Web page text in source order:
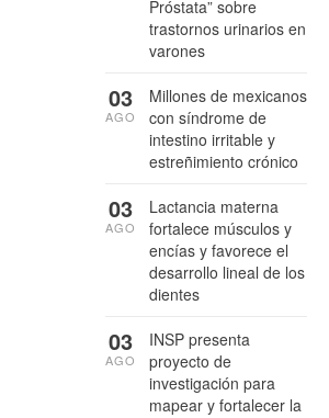
Próstata” sobre
trastornos urinarios en
varones
Millones de mexicanos
con síndrome de
intestino irritable y
estreñimiento crónico
03
AGO
Lactancia materna
fortalece músculos y
encías y favorece el
desarrollo lineal de los
dientes
03
AGO
INSP presenta
proyecto de
investigación para
mapear y fortalecer la
03
AGO